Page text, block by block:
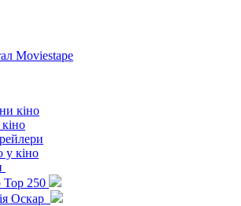
кіно
у кіно
250
Оскар